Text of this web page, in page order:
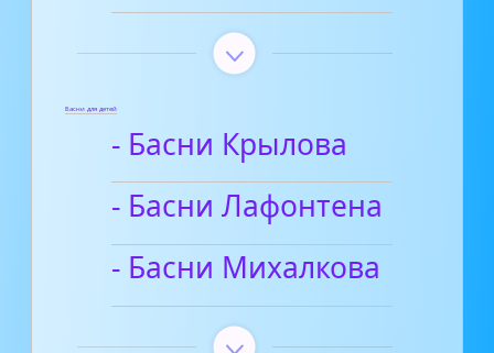
Басни для детей
- Басни Крылова
- Басни Лафонтена
- Басни Михалкова